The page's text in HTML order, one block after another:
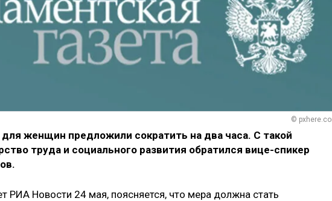
©
женщин предложили сократить на два часа. С такой
труда и социального развития обратился вице-спикер
РИА Новости 24 мая, поясняется, что мера должна стать